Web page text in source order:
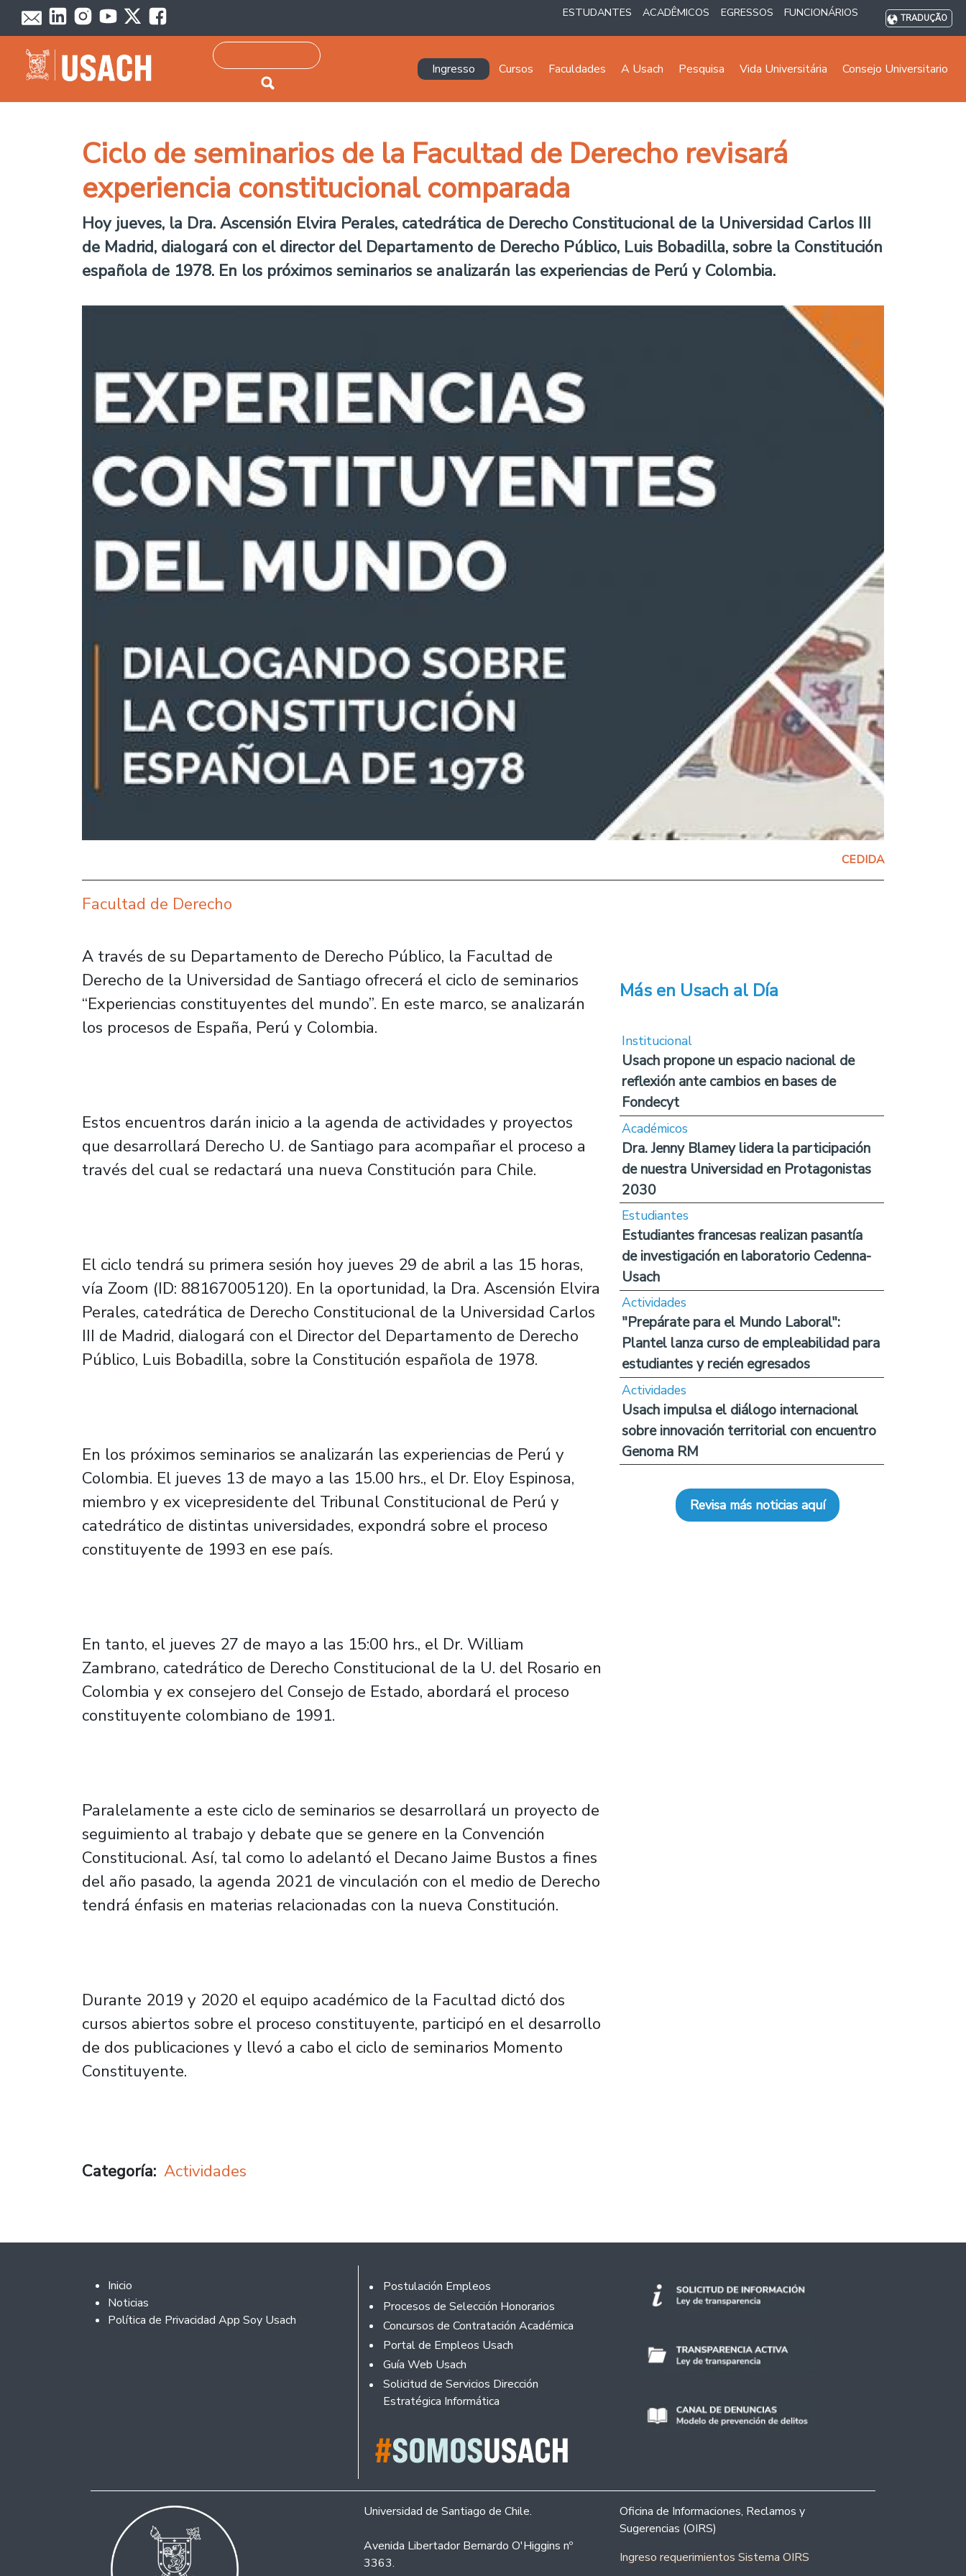
Passar para o conteúdo principal ESTUDANTES ACADÊMICOS EGRESSOS FUNCIONÁRIOS TRADUÇÃO
Pesquisar
Navegación principal
Ingresso Cursos Faculdades A Usach Pesquisa Vida Universitária Consejo Universitario
Ciclo de seminarios de la Facultad de Derecho revisará
experiencia constitucional comparada
Hoy jueves, la Dra. Ascensión Elvira Perales, catedrática de Derecho Constitucional de la Universidad Carlos III
de Madrid, dialogará con el director del Departamento de Derecho Público, Luis Bobadilla, sobre la Constitución
española de 1978. En los próximos seminarios se analizarán las experiencias de Perú y Colombia.
CEDIDA
Facultad de Derecho
A través de su Departamento de Derecho Público, la Facultad de
Derecho de la Universidad de Santiago ofrecerá el ciclo de seminarios
“Experiencias constituyentes del mundo”. En este marco, se analizarán
los procesos de España, Perú y Colombia.
Estos encuentros darán inicio a la agenda de actividades y proyectos
que desarrollará Derecho U. de Santiago para acompañar el proceso a
través del cual se redactará una nueva Constitución para Chile.
El ciclo tendrá su primera sesión hoy jueves 29 de abril a las 15 horas,
vía Zoom (ID: 88167005120). En la oportunidad, la Dra. Ascensión Elvira
Perales, catedrática de Derecho Constitucional de la Universidad Carlos
III de Madrid, dialogará con el Director del Departamento de Derecho
Público, Luis Bobadilla, sobre la Constitución española de 1978.
En los próximos seminarios se analizarán las experiencias de Perú y
Colombia. El jueves 13 de mayo a las 15.00 hrs., el Dr. Eloy Espinosa,
miembro y ex vicepresidente del Tribunal Constitucional de Perú y
catedrático de distintas universidades, expondrá sobre el proceso
constituyente de 1993 en ese país.
En tanto, el jueves 27 de mayo a las 15:00 hrs., el Dr. William
Zambrano, catedrático de Derecho Constitucional de la U. del Rosario en
Colombia y ex consejero del Consejo de Estado, abordará el proceso
constituyente colombiano de 1991.
Paralelamente a este ciclo de seminarios se desarrollará un proyecto de
seguimiento al trabajo y debate que se genere en la Convención
Constitucional. Así, tal como lo adelantó el Decano Jaime Bustos a fines
del año pasado, la agenda 2021 de vinculación con el medio de Derecho
tendrá énfasis en materias relacionadas con la nueva Constitución.
Durante 2019 y 2020 el equipo académico de la Facultad dictó dos
cursos abiertos sobre el proceso constituyente, participó en el desarrollo
de dos publicaciones y llevó a cabo el ciclo de seminarios Momento
Constituyente.
Categoría Actividades
Más en Usach al Día
Institucional
Usach propone un espacio nacional de
reflexión ante cambios en bases de
Fondecyt
Académicos
Dra. Jenny Blamey lidera la participación
de nuestra Universidad en Protagonistas
2030
Estudiantes
Estudiantes francesas realizan pasantía
de investigación en laboratorio Cedenna-
Usach
Actividades
"Prepárate para el Mundo Laboral":
Plantel lanza curso de empleabilidad para
estudiantes y recién egresados
Actividades
Usach impulsa el diálogo internacional
sobre innovación territorial con encuentro
Genoma RM
Revisa más noticias aquí
Footer 2
Inicio
Noticias
Política de Privacidad App Soy Usach
Rodapé
Postulación Empleos
Procesos de Selección Honorarios
Concursos de Contratación Académica
Portal de Empleos Usach
Guía Web Usach
Solicitud de Servicios Dirección
Estratégica Informática
Universidad de Santiago de Chile.
Avenida Libertador Bernardo O'Higgins nº
3363.
Oficina de Informaciones, Reclamos y
Sugerencias (OIRS)
Ingreso requerimientos Sistema OIRS